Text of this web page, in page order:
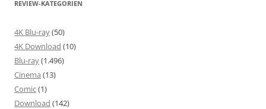
REVIEW-KATEGORIEN
4K Blu-ray(50)
4K Download (10)
Blu-ray(1.496)
Cinema (13)
Comic(1)
Download (142)